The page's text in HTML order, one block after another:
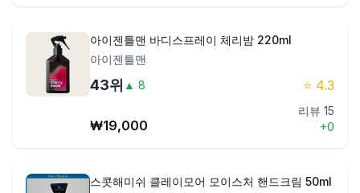
아이젠틀맨 바디스프레이 체리밤 220ml
아이젠틀맨
43위 ▲ 8 ⭐ 4.3
₩19,000
리뷰 15
+0
스콧해미쉬 클레이모어 모이스처 핸드크림 50ml